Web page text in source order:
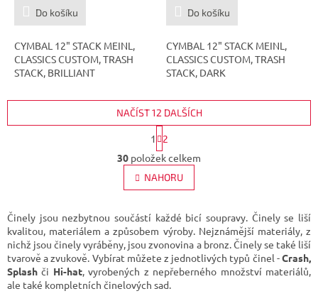
Do košíku
CYMBAL 12" STACK MEINL,
CLASSICS CUSTOM, TRASH
STACK, BRILLIANT
Do košíku
CYMBAL 12" STACK MEINL,
CLASSICS CUSTOM, TRASH
STACK, DARK
O
v
l
á
a
c
í
p
r
v
NAČÍST 12 DALŠÍCH
t
r
á
n
k
v
á
í
1
2
30 položek celkem
NAHORU
Činely jsou nezbytnou součástí každé bicí soupravy. Činely se liší
kvalitou, materiálem a způsobem výroby. Nejznámější materiály, z
nichž jsou činely vyráběny, jsou zvonovina a bronz. Činely se také liší
tvarově a zvukově. Vybírat můžete z jednotlivých typů činel -Crash,
Splashči Hi-hat, vyrobených z nepřeberného množství materiálů,
ale také kompletních činelových sad.